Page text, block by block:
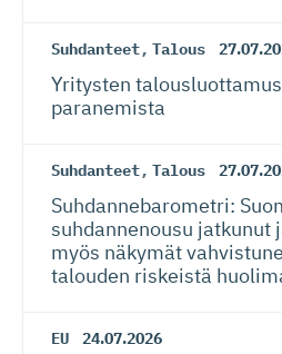
Suhdanteet, Talous
Yritysten
paranemista
Suhdanteet, Talous
Suhdanneba­ro­metri:
suhdannenousu jatkunut
myös näkymät
talouden riskeistä
EU 24.07.2026